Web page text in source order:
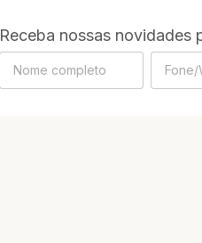
Receba nossas novidades